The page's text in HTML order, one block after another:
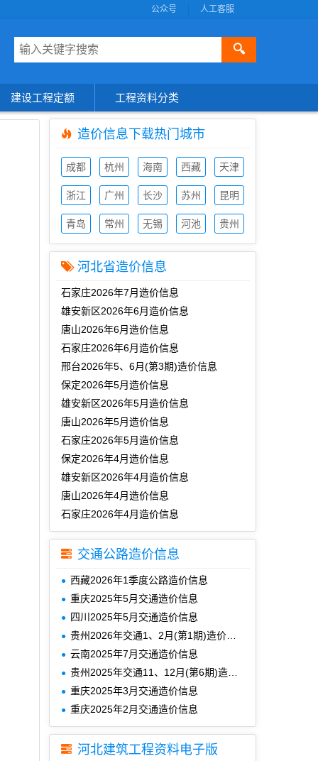
人工客服
公众号
🔍
建设工程定额 工程资料分类
造价信息下载热门城市
成都
信息
杭州
信息
海南
信息
西藏
信息
天津
信息
浙江
信息
广州
信息
长沙
信息
苏州
信息
昆明
信息
青岛
信息
常州
信息
无锡
信息
河池
信息
贵州
信息
河北省造价信息
石家庄2026年7月造价信息
雄安新区2026年6月造价信息
唐山2026年6月造价信息
石家庄2026年6月造价信息
邢台2026年5、6月(第3期)造价信息
保定2026年5月造价信息
雄安新区2026年5月造价信息
唐山2026年5月造价信息
石家庄2026年5月造价信息
保定2026年4月造价信息
雄安新区2026年4月造价信息
唐山2026年4月造价信息
石家庄2026年4月造价信息
交通公路造价信息
西藏2026年1季度公路造价信息
重庆2025年5月交通造价信息
四川2025年5月交通造价信息
贵州2026年交通1、2月(第1期)造价信息
云南2025年7月交通造价信息
贵州2025年交通11、12月(第6期)造价信息
重庆2025年3月交通造价信息
重庆2025年2月交通造价信息
河北建筑工程资料电子版